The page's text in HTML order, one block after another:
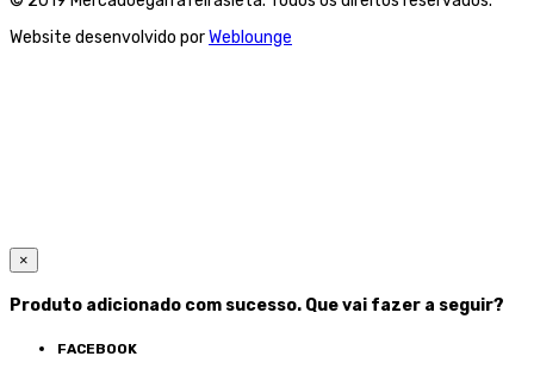
Website desenvolvido porWeblounge
×
Produto adicionado com sucesso. Que vai fazer a seguir?
FACEBOOK